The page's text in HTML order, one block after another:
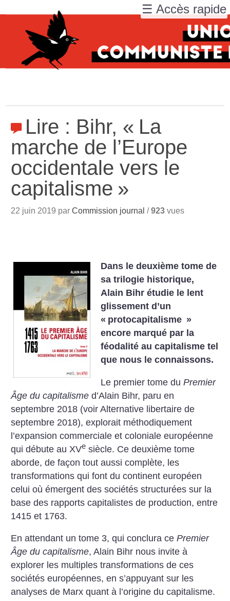
Lire : Bihr, « La
marche de l’Europe
occidentale vers le
capitalisme »
22 juin 2019 parCommission journal /923 vues
Dans le deuxième tome de
sa trilogie historique,
Alain Bihr étudie le lent
glissement d’un
« protocapitalisme »
encore marqué par la
féodalité au capitalisme tel
que nous le connaissons.
Le premier tome duPremier
Âge du capitalisme d’Alain Bihr, paru en
septembre 2018 (voir Alternative libertaire de
septembre 2018), explorait méthodiquement
l’expansion commerciale et coloniale européenne
qui débute au XVe siècle. Ce deuxième tome
aborde, de façon tout aussi complète, les
transformations qui font du continent européen
celui où émergent des sociétés structurées sur la
base des rapports capitalistes de production, entre
1415 et 1763.
En attendant un tome 3, qui conclura cePremier
Âge du capitalisme, Alain Bihr nous invite à
explorer les multiples transformations de ces
sociétés européennes, en s’appuyant sur les
analyses de Marx quant à l’origine du capitalisme.
☰ Accès rapide